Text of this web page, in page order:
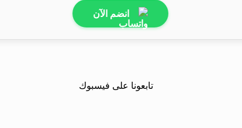
انضم الآن